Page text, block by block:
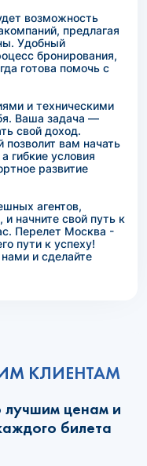
возможность
предлагая
Удобный
бронирования,
готова помочь с
и техническими
Ваша задача —
свой доход.
вам начать
гибкие условия
развитие
агентов,
начните свой путь к
Перелет Москва -
пути к успеху!
и сделайте
КЛИЕНТАМ
лучшим ценам и
билета